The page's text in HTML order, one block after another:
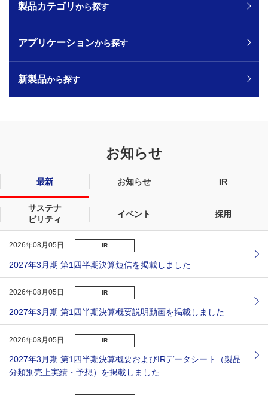
製品カテゴリから探す
アプリケーションから探す
新製品から探す
お知らせ
最新 お知らせ IR
サステナ
ビリティ
イベント 採用
2026年08月05日 IR
2027年3月期 第1四半期決算短信を掲載しました
2026年08月05日 IR
2027年3月期 第1四半期決算概要説明動画を掲載しました
2026年08月05日 IR
2027年3月期 第1四半期決算概要およびIRデータシート（製品
分類別売上実績・予想）を掲載しました